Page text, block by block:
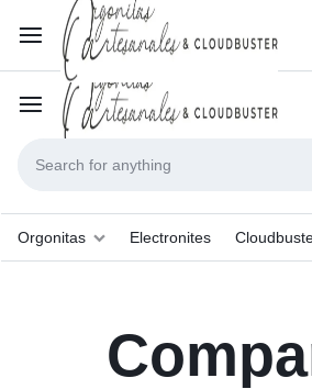
Orgonitas Electronites